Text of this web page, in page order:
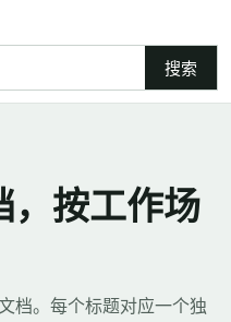
搜索
，按工作场
档。每个标题对应一个独